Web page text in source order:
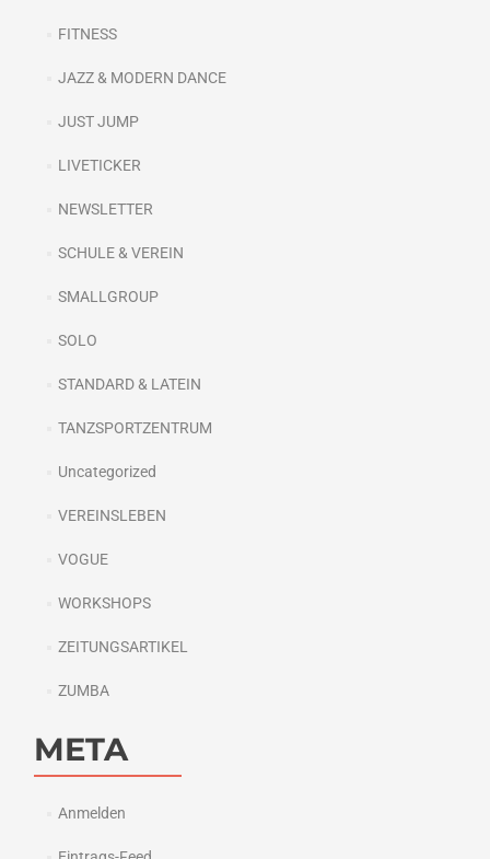
FITNESS
JAZZ & MODERN DANCE
JUST JUMP
LIVETICKER
NEWSLETTER
SCHULE & VEREIN
SMALLGROUP
SOLO
STANDARD & LATEIN
TANZSPORTZENTRUM
Uncategorized
VEREINSLEBEN
VOGUE
WORKSHOPS
ZEITUNGSARTIKEL
ZUMBA
META
Anmelden